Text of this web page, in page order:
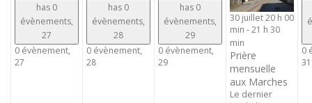
has 0
évènements,
27
0 évènement,
27
has 0
évènements,
28
0 évènement,
28
has 0
évènements,
29
0 évènement,
29
30 juillet 20 h 00
min -21 h 30
min
Prière
mensuelle
aux Marches
Le dernier
0
31